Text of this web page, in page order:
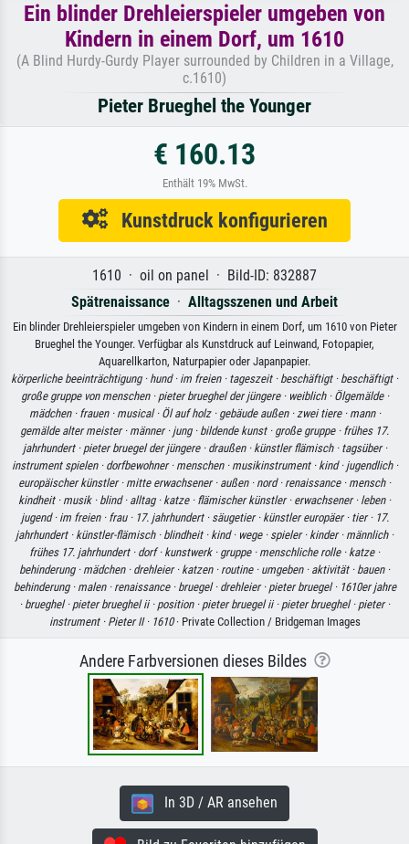
Ein blinder Drehleierspieler umgeben von
Kindern in einem Dorf, um 1610
(A Blind Hurdy-Gurdy Player surrounded by Children in a Village,
c.1610)
Pieter Brueghel the Younger
€ 160.13
Enthält 19% MwSt.
Kunstdruck konfigurieren
1610 · oil on panel · Bild-ID: 832887
Spätrenaissance · Alltagsszenen und Arbeit
Ein blinder Drehleierspieler umgeben von Kindern in einem Dorf, um 1610 von Pieter
Brueghel the Younger. Verfügbar als Kunstdruck auf Leinwand, Fotopapier,
Aquarellkarton, Naturpapier oder Japanpapier.
körperliche beeinträchtigung · hund · im freien · tageszeit · beschäftigt · beschäftigt ·
große gruppe von menschen · pieter brueghel der jüngere · weiblich · Ölgemälde ·
mädchen · frauen · musical · Öl auf holz · gebäude außen ·zwei tiere · mann ·
gemälde alter meister · männer · jung · bildende kunst · große gruppe · frühes 17.
jahrhundert · pieter bruegel der jüngere · draußen · künstler flämisch · tagsüber ·
instrument spielen · dorfbewohner · menschen · musikinstrument · kind · jugendlich ·
europäischer künstler · mitte erwachsener · außen · nord · renaissance · mensch ·
kindheit · musik · blind · alltag · katze · flämischer künstler · erwachsener · leben ·
jugend · im freien · frau · 17. jahrhundert · säugetier · künstler europäer · tier · 17.
jahrhundert · künstler-flämisch · blindheit · kind · wege · spieler · kinder · männlich ·
frühes 17. jahrhundert · dorf · kunstwerk · gruppe · menschliche rolle · katze ·
behinderung · mädchen · drehleier · katzen · routine · umgeben · aktivität · bauen ·
behinderung · malen · renaissance · bruegel · drehleier · pieter bruegel · 1610er jahre
· brueghel · pieter brueghel ii · position · pieter bruegel ii · pieter brueghel · pieter ·
instrument · Pieter II · 1610· Private Collection / Bridgeman Images
Andere Farbversionen dieses Bildes
In 3D / AR ansehen